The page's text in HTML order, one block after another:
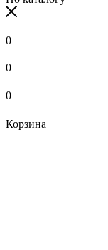
0
0
0
Корзина